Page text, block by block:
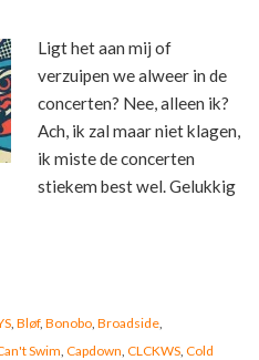
Ligt het aan mij of
verzuipen we alweer in de
concerten? Nee, alleen ik?
Ach, ik zal maar niet klagen,
ik miste de concerten
stiekem best wel. Gelukkig
, Bløf, Bonobo, Broadside,
Swim Capdown CLCKWS, Cold